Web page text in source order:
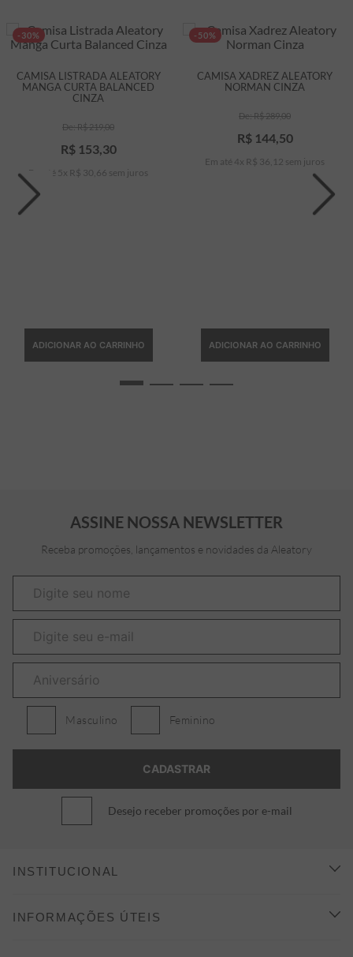
-30%
CAMISA LISTRADA ALEATORY
MANGA CURTA BALANCED
CINZA
R$219,00
R$ 153,30
Em até 5 x R$ 30 66 sem juros
ADICIONAR AO CARRINHO
-50%
CAMISA XADREZ ALEATORY
NORMAN CINZA
R$289,00
R$ 144,50
Em até 4 x R$ 36 12 sem juros
ADICIONAR AO CARRINHO
ASSINE NOSSA NEWSLETTER
Receba promoções, lançamentos e novidades da Aleatory
Masculino Feminino
Desejo receber promoções por e-mail
INSTITUCIONAL
CONHEÇA A ALEATORY
INFORMAÇÕES ÚTEIS